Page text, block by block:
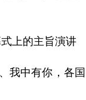
上的主旨演讲
我中有你，各国